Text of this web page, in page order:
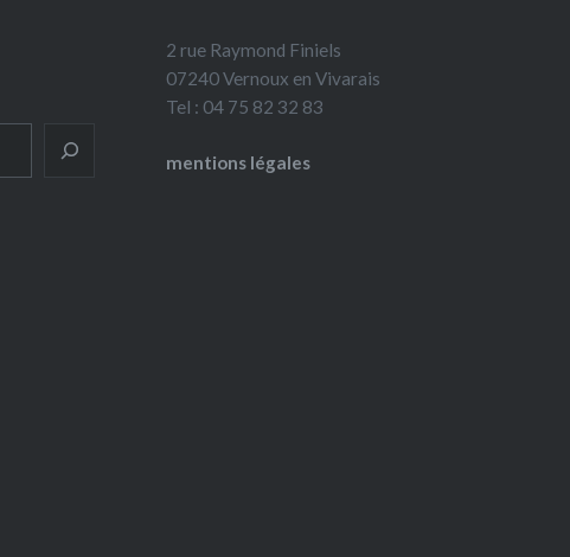
2 rue Raymond Finiels
07240 Vernoux en Vivarais
Tel : 04 75 82 32 83
mentions légales